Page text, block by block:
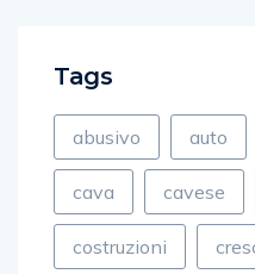
Tags
abusivo auto
cava cavese
costruzioni